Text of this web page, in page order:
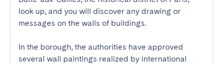
look up, and you will discover any drawing or
messages on the walls of buildings.
In the borough, the authorities have approved
several wall paintings realized by international